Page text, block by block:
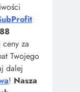
ceny za
Twojego
dalej
! Nasza